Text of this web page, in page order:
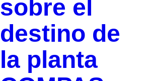
sobre el
destino de
la planta